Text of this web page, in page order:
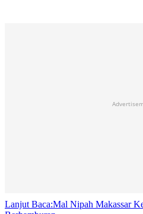
Lanjut Baca:Mal Nipah Makassar